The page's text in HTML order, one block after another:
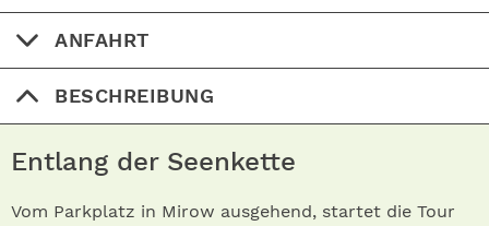
ANFAHRT
BESCHREIBUNG
Entlang der Seenkette
Vom Parkplatz in Mirow ausgehend, startet die Tour